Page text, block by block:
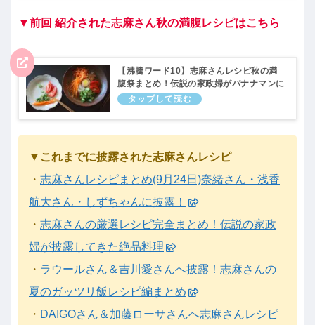
▼前回 紹介された志麻さん秋の満腹レシピはこちら
【沸騰ワード10】志麻さんレシピ秋の満
腹祭まとめ！伝説の家政婦がバナナマンに
披露(11月5日)
▼これまでに披露された志麻さんレシピ
・ 志麻さんレシピまとめ(9月24日)奈緒さん・浅香
航大さん・しずちゃんに披露！
・ 志麻さんの厳選レシピ完全まとめ！伝説の家政
婦が披露してきた絶品料理
・ ラウールさん＆吉川愛さんへ披露！志麻さんの
夏のガッツリ飯レシピ編まとめ
・ DAIGOさん＆加藤ローサさんへ志麻さんレシピ